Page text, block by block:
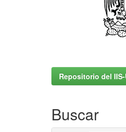
Repositorio del IIS-
Buscar